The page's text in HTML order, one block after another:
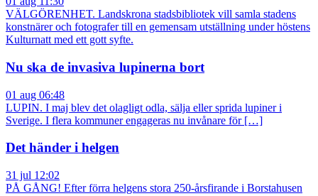
VÄLGÖRENHET. Landskrona stadsbibliotek vill samla stadens
konstnärer och fotografer till en gemensam utställning under höstens
Kulturnatt med ett gott syfte.
Nu ska de invasiva lupinerna bort
01 aug 06:48
LUPIN. I maj blev det olagligt odla, sälja eller sprida lupiner i
Sverige. I flera kommuner engageras nu invånare för […]
Det händer i helgen
31 jul 12:02
PÅ GÅNG! Efter förra helgens stora 250-årsfirande i Borstahusen